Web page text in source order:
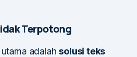
Terpotong
utama adalahsolusi teks